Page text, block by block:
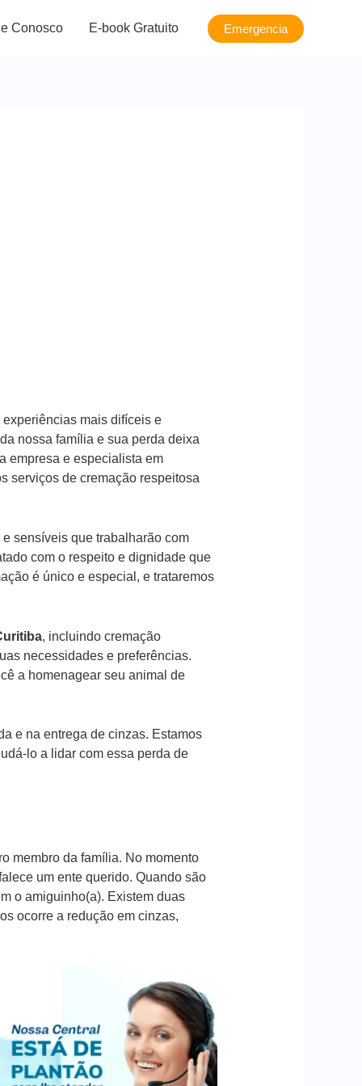
Conosco E-book Gratuito Emergencia
mais difíceis e
nossa família e sua perda deixa
empresa e especialista em
serviços de cremação respeitosa
sensíveis que trabalharão com
com o respeito e dignidade que
é único e especial, e trataremos
, incluindo cremação
necessidades e preferências.
a homenagear seu animal de
e na entrega de cinzas. Estamos
lo a lidar com essa perda de
membro da família. No momento
um ente querido. Quando são
o amiguinho(a). Existem duas
ocorre a redução em cinzas,